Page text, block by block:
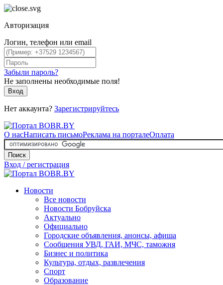
Авторизация
Логин, телефон или email
Забыли пароль?
Не заполнены необходимые поля!
Вход
Нет аккаунта? Зарегистрируйтесь
О насНаписать письмоРеклама на порталеОплата
Поиск
Вход / регистрация
Новости
Все новости
Новости Бобруйска
Актуально
Официально
Городские объявления, анонсы, афиша
Сообщения УВД, ГАИ, МЧС, таможня
Бизнес и политика
Культура, отдых, развлечения
Спорт
Образование